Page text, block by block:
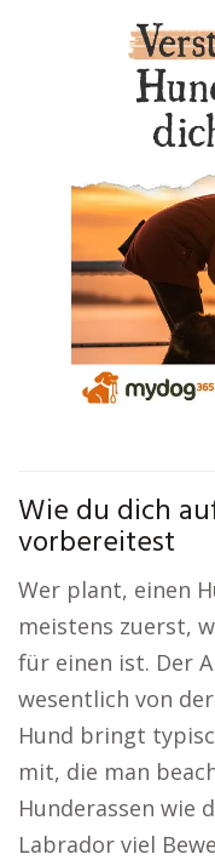
Wie du dich
vorbereitest
Wer plant, einen
meistens zuerst,
für einen ist. Der
wesentlich von
Hund bringt
mit, die man
Hunderassen wie
Labrador viel